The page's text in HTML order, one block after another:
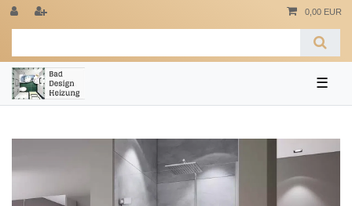
0,00 EUR
☰